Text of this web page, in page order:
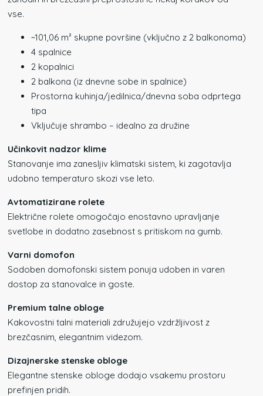
vse.
~101,06 m² skupne površine (vključno z 2 balkonoma)
4 spalnice
2 kopalnici
2 balkona (iz dnevne sobe in spalnice)
Prostorna kuhinja/jedilnica/dnevna soba odprtega
tipa
Vključuje shrambo – idealno za družine
Učinkovit nadzor klime
Stanovanje ima zanesljiv klimatski sistem, ki zagotavlja
udobno temperaturo skozi vse leto.
Avtomatizirane rolete
Električne rolete omogočajo enostavno upravljanje
svetlobe in dodatno zasebnost s pritiskom na gumb.
Varni domofon
Sodoben domofonski sistem ponuja udoben in varen
dostop za stanovalce in goste.
Premium talne obloge
Kakovostni talni materiali združujejo vzdržljivost z
brezčasnim, elegantnim videzom.
Dizajnerske stenske obloge
Elegantne stenske obloge dodajo vsakemu prostoru
prefinjen pridih.